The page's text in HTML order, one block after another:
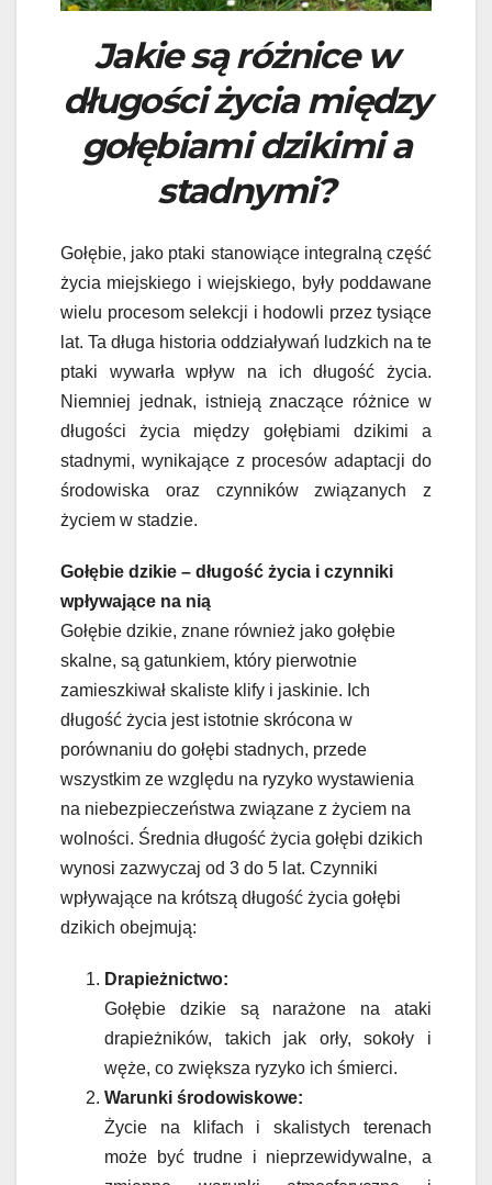
Jakie są różnice w
długości życia między
gołębiami dzikimi a
stadnymi?
Gołębie, jako ptaki stanowiące integralną część
życia miejskiego i wiejskiego, były poddawane
wielu procesom selekcji i hodowli przez tysiące
lat. Ta długa historia oddziaływań ludzkich na te
ptaki wywarła wpływ na ich długość życia.
Niemniej jednak, istnieją znaczące różnice w
długości życia między gołębiami dzikimi a
stadnymi, wynikające z procesów adaptacji do
środowiska oraz czynników związanych z
życiem w stadzie.
Gołębie dzikie – długość życia i czynniki
wpływające na nią
Gołębie dzikie, znane również jako gołębie
skalne, są gatunkiem, który pierwotnie
zamieszkiwał skaliste klify i jaskinie. Ich
długość życia jest istotnie skrócona w
porównaniu do gołębi stadnych, przede
wszystkim ze względu na ryzyko wystawienia
na niebezpieczeństwa związane z życiem na
wolności. Średnia długość życia gołębi dzikich
wynosi zazwyczaj od 3 do 5 lat. Czynniki
wpływające na krótszą długość życia gołębi
dzikich obejmują:
Drapieżnictwo:
Gołębie dzikie są narażone na ataki
drapieżników, takich jak orły, sokoły i
węże, co zwiększa ryzyko ich śmierci.
Warunki środowiskowe:
Życie na klifach i skalistych terenach
może być trudne i nieprzewidywalne, a